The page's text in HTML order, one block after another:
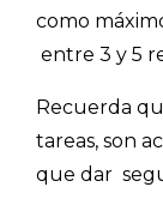
como
entre 3 y 5
Recuerda
tareas, son
que dar